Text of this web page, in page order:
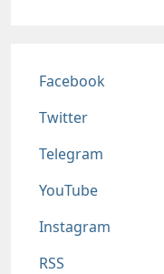
Соц сети
Facebook
Twitter
Telegram
YouTube
Instagram
RSS